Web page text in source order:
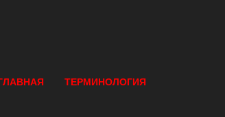
ТЕРМИНОЛОГИЯ